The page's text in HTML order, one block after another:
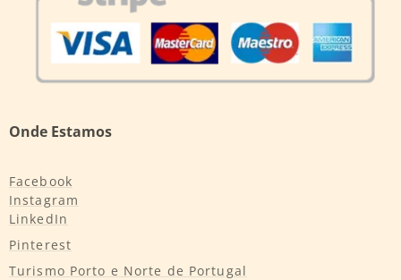
Onde Estamos
Facebook
Instagram
LinkedIn
Pinterest
Turismo Porto e Norte de Portugal